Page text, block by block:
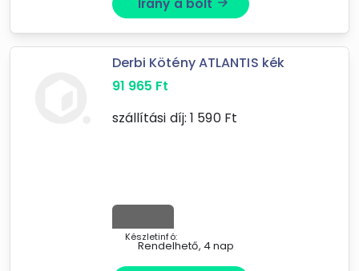
Forgalmazók
Motomotors
BabyLion.hu
Irány a bolt
Derbi Kötény ATLANTIS kék
91 965 Ft
szállítási díj: 1 590Ft
Készletinfó:
Rendelhető, 4 nap